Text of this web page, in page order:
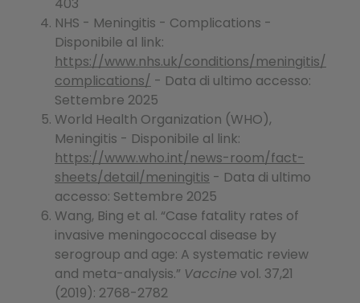
NHS - Meningitis - Complications -
Disponibile al link:
https://www.nhs.uk/conditions/meningitis/
complications/ - Data di ultimo accesso:
Settembre 2025
World Health Organization (WHO),
Meningitis - Disponibile al link:
https://www.who.int/news-room/fact-
sheets/detail/meningitis - Data di ultimo
accesso: Settembre 2025
Wang, Bing et al. “Case fatality rates of
invasive meningococcal disease by
serogroup and age: A systematic review
and meta-analysis.” Vaccine vol. 37,21
(2019): 2768-2782